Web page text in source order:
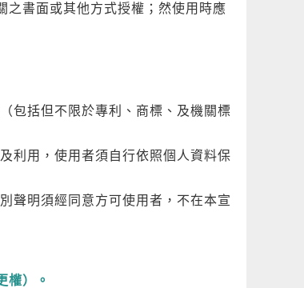
之書面或其他方式授權；然使用時應
包括但不限於專利、商標、及機關標
利用，使用者須自行依照個人資料保
聲明須經同意方可使用者，不在本宣
權）。